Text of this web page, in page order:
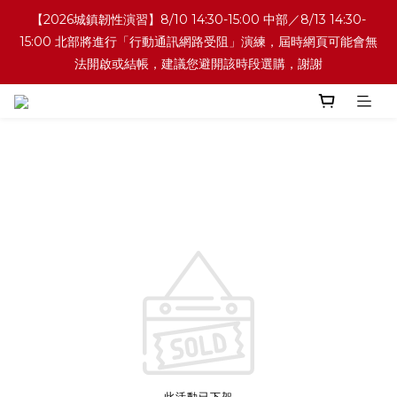
【2026城鎮韌性演習】8/10 14:30-15:00 中部／8/13 14:30-
15:00 北部將進行「行動通訊網路受阻」演練，屆時網頁可能會無
法開啟或結帳，建議您避開該時段選購，謝謝